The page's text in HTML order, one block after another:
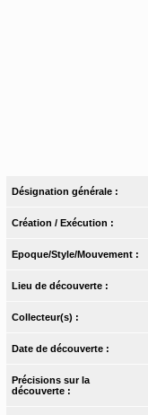
Désignation générale :
Création / Exécution :
Epoque/Style/Mouvement :
Lieu de découverte :
Collecteur(s) :
Date de découverte :
Précisions sur la
découverte :